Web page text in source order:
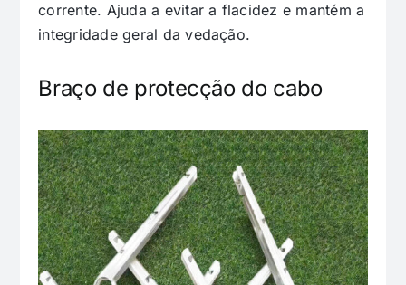
corrente. Ajuda a evitar a flacidez e mantém a
integridade geral da vedação.
Braço de protecção do cabo